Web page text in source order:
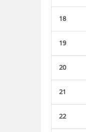
18
19
20
21
22